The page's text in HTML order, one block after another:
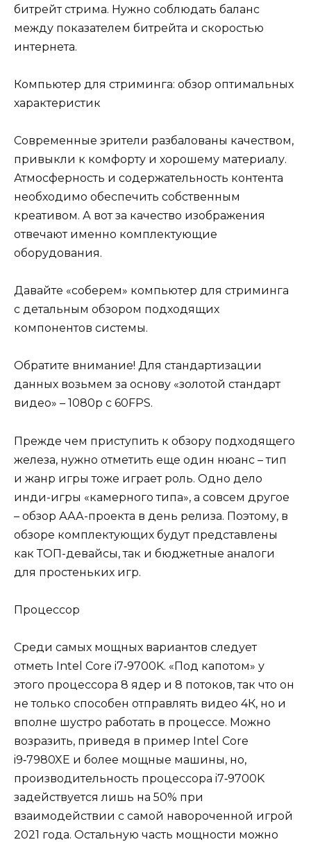
битрейт стрима. Нужно соблюдать баланс
между показателем битрейта и скоростью
интернета.
Компьютер для стриминга: обзор оптимальных
характеристик
Современные зрители разбалованы качеством,
привыкли к комфорту и хорошему материалу.
Атмосферность и содержательность контента
необходимо обеспечить собственным
креативом. А вот за качество изображения
отвечают именно комплектующие
оборудования.
Давайте «соберем» компьютер для стриминга
с детальным обзором подходящих
компонентов системы.
Обратите внимание! Для стандартизации
данных возьмем за основу «золотой стандарт
видео» – 1080p с 60FPS.
Прежде чем приступить к обзору подходящего
железа, нужно отметить еще один нюанс – тип
и жанр игры тоже играет роль. Одно дело
инди-игры «камерного типа», а совсем другое
– обзор ААА-проекта в день релиза. Поэтому, в
обзоре комплектующих будут представлены
как ТОП-девайсы, так и бюджетные аналоги
для простеньких игр.
Процессор
Среди самых мощных вариантов следует
отметь Intel Core i7‑9700K. «Под капотом» у
этого процессора 8 ядер и 8 потоков, так что он
не только способен отправлять видео 4К, но и
вполне шустро работать в процессе. Можно
возразить, приведя в пример Intel Core
i9‑7980XE и более мощные машины, но,
производительность процессора i7‑9700K
задействуется лишь на 50% при
взаимодействии с самой навороченной игрой
2021 года. Остальную часть мощности можно